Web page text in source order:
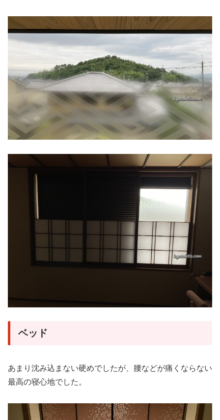
ベッド
あまり沈み込まない硬めでしたが、腰などが痛くならない
最高の寝心地でした。